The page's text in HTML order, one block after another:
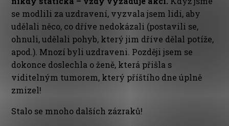
se modlili za uzdravení, vyzvala jsem lidi, aby
udělali něco, co dříve nedokázali (postavili se,
ohnuli, udělali pohyb, který jim dříve dělal potíže,
apod.). Mnozí byli uzdraveni. Později jsem se
dokonce doslechla o ženě, která přišla s
viditelným tumorem, který příštího dne úplně
zmizel!
Stalo se mnoho dalších zázraků!